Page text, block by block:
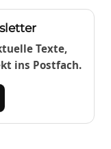
Texte,
ins Postfach.